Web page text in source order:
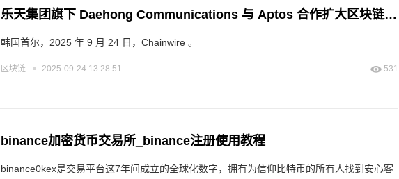
乐天集团旗下 Daehong Communications 与 Aptos 合作扩大区块链应用
韩国首尔，2025 年 9 月 24 日，Chainwire 。
区块链 2025-09-24 13:28:51 531
binance加密货币交易所_binance注册使用教程
binance0kex是交易平台这7年间成立的全球化数字，拥有为信仰比特币的所有人找到安心客